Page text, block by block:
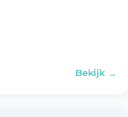
Bekijk →